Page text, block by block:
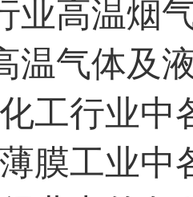
业高温烟
温气体及
工行业中
膜工业中